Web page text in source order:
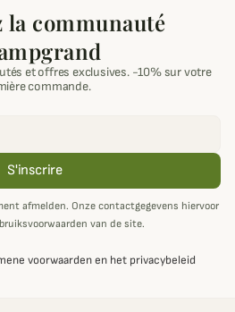
la communauté
et offres exclusives. -10% sur votre
commande.
S'inscrire
afmelden. Onze contactgegevens hiervoor
van de site.
voorwaarden en het privacybeleid